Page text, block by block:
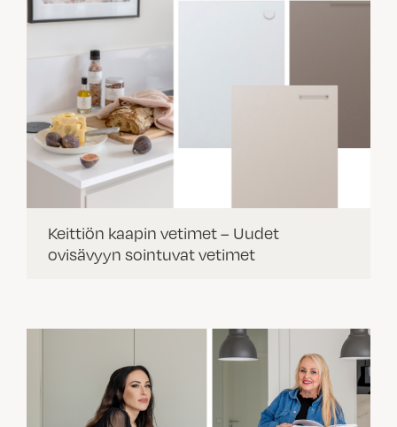
Keittiön kaapin vetimet – Uudet
ovisävyyn sointuvat vetimet